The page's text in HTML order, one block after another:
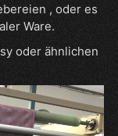
, oder es
Ware.
oder ähnlichen